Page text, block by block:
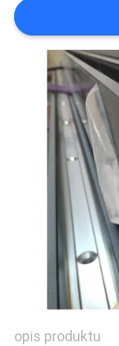
SITEMAP
PRIVACY
POLICY
opis produktu